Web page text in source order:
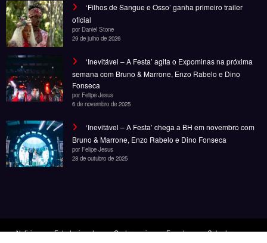
por Felipe Jesus
28 de outubro de 2025
Noticias Entretenimento
Além do Horizonte
© Copyright 2025, Todos os direitos reservados | Desenvolvido por Fênace
Comunicação e Marketing | Powered BySpiceThemes